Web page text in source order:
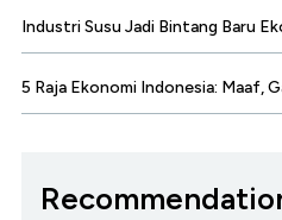
Industri Susu Jadi Bintang Baru
5 Raja Ekonomi Indonesia: Maaf,